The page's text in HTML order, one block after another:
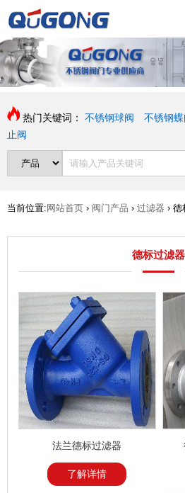
热门关键词： 不锈钢球阀 不锈钢蝶
止阀
当前位置: 网站首页 › 阀门产品 › 过滤器 › 德
德标过滤器
法兰德标过滤器
了解详情